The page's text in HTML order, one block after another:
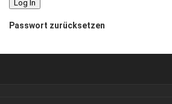
Passwort zurücksetzen